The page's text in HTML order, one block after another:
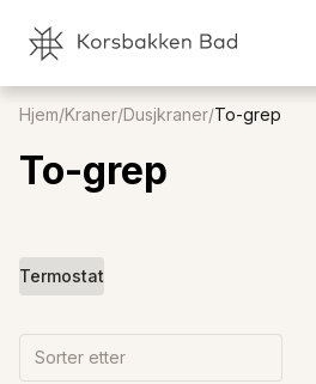
Hjem/Kraner/Dusjkraner/To-grep
To-grep
Termostat
Sorter etter